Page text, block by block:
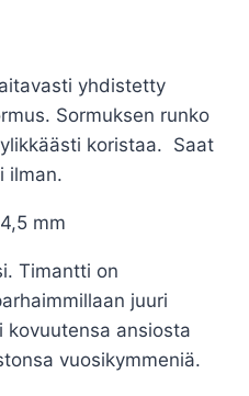
yhdistetty
Sormuksen runko
koristaa. Saat
ilman.
4,5 mm
Timantti on
juuri
kovuutensa ansiosta
vuosikymmeniä.